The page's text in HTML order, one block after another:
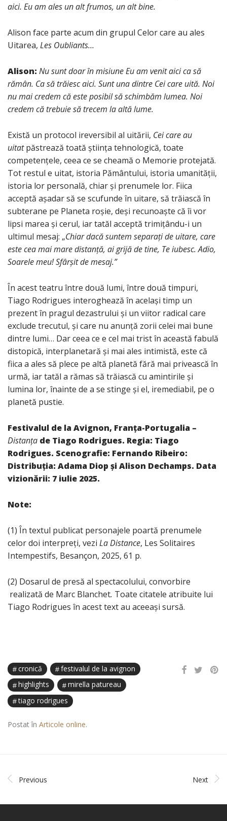
aici. Eu am ales un alt frumos, un alt bine.
Alison face parte acum din grupul Celor care au ales
Uitarea, Les Oubliants…
Alison: Nu sunt doar în misiune Eu am venit aici ca să
rămân. Ca să trăiesc aici. Sunt una dintre Cei care uită. Noi
nu mai credem că este posibil să schimbăm lumea. Noi
credem că trebuie să trecem la altă lume.
Există un protocol ireversibil al uitării, Cei care au
uitatpăstrează toată știința tehnologică, toate
competențele, ceea ce se cheamă o Memorie protejată.
Tot restul e uitat, istoria Pământului, istoria umanității,
istoria lor personală, chiar și prenumele lor. Fiica
acceptă așadar să se scufunde în uitare, să trăiască în
subterane pe Planeta roșie, deși recunoaște că îi vor
lipsi marea și cerul, iar tatăl acceptă trimițându-i un
ultimul mesaj: „Chiar dacă suntem separați de uitare, care
este cea mai mare distanță, ai grijă de tine, Te iubesc. Adio,
Soarele meu! Sfârșit de mesaj.”
În acest teatru între două lumi, între două timpuri,
Tiago Rodrigues interoghează în același timp un
prezent în pragul dezastrului și un viitor radical care
exclude trecutul, și care nu anunță zorii celei mai bune
dintre lumi… Dar ceea ce e cel mai trist în această fabulă
distopică, interplanetară și mai ales intimistă, este că
fiica a ales să plece pe altă planetă fără mai privească în
urmă, iar tatăl a rămas să trăiască cu amintirile și
lumina lor, înainte de a se stinge și el, iremediabil, pe o
planetă pustie.
Festivalul de la Avignon, Franța-Portugalia –
Distanța de Tiago Rodrigues. Regia: Tiago
Rodrigues. Scenografie: Fernando Ribeiro:
Distribuția: Adama Diop și Alison Dechamps. Data
vizionării: 7 iulie 2025.
Note:
(1) În textul publicat personajele poartă prenumele
celor doi interpreți, vezi La Distance, Les Solitaires
Intempestifs, Besançon, 2025, 61 p.
(2) Dosarul de presă al spectacolului, convorbire
realizată de Marc Blanchet. Toate citatele atribuite lui
Tiago Rodrigues în acest text au aceeași sursă.
cronică
festivalul de la avignon
highlights
mirella patureau
tiago rodrigues
Postat în Articole online.
Previous Next